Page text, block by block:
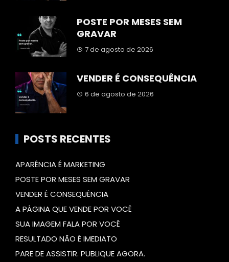
POSTE POR MESES SEM
GRAVAR
7 de agosto de 2026
VENDER É CONSEQUÊNCIA
6 de agosto de 2026
POSTS RECENTES
APARÊNCIA É MARKETING
POSTE POR MESES SEM GRAVAR
VENDER É CONSEQUÊNCIA
A PÁGINA QUE VENDE POR VOCÊ
SUA IMAGEM FALA POR VOCÊ
RESULTADO NÃO É IMEDIATO
PARE DE ASSISTIR. PUBLIQUE AGORA.